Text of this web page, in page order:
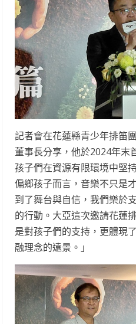
記者會在花蓮縣青少年排笛
董事長分享，他於2024年末
孩子們在資源有限環境中堅
偏鄉孩子而言，音樂不只是
到了舞台與自信，我們樂於
的行動。大亞這次邀請花蓮
是對孩子們的支持，更體現
融理念的遠景。」